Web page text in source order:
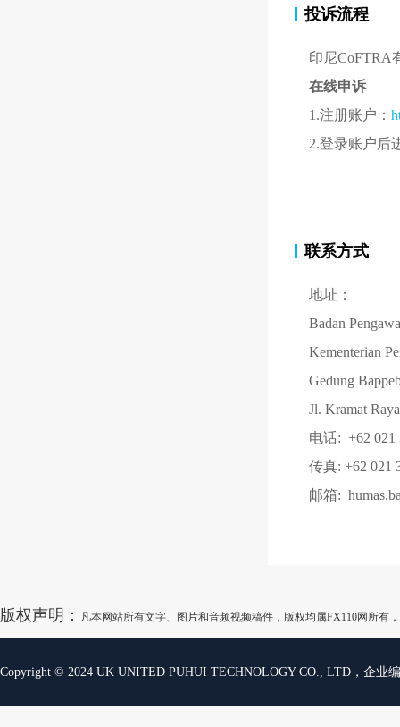
投诉流程
印尼CoFTRA
在线申诉
1.注册账户：
2.登录账户后
联系方式
地址：
Badan
Kementerian
Gedung
Jl. Kramat
电话: +62 021
传真: +62 021
邮箱:
版权声明： 凡本网站所有文字、图片和音频视频稿件，版权均属FX110网所
Copyright © 2024 UK UNITED PUHUI TECHNOLOGY CO., LTD，企业